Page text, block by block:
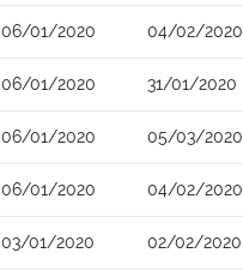
06/01/2020 04/02/2020
06/01/2020 31/01/2020
06/01/2020 05/03/2020
06/01/2020 04/02/2020
03/01/2020 02/02/2020